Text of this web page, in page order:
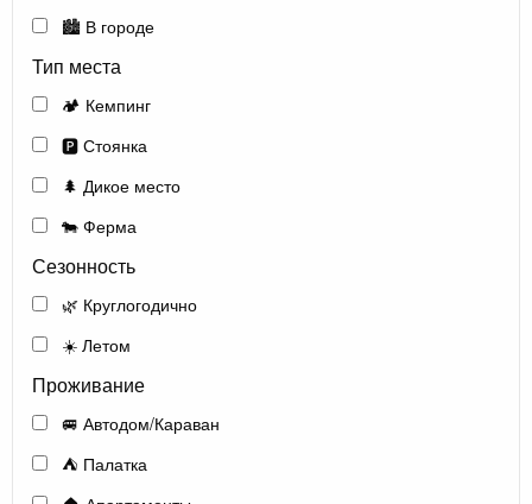
🏙️ В городе
Тип места
🏕️ Кемпинг
🅿️ Стоянка
🌲 Дикое место
🐄 Ферма
Сезонность
🌿 Круглогодично
☀️ Летом
Проживание
🚐 Автодом/Караван
⛺ Палатка